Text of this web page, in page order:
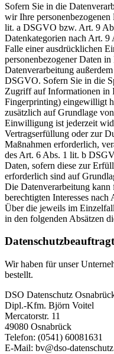
Sofern Sie in die
wir Ihre
lit. a DSGVO bzw. Art. 9
Datenkategorien nach Art.
Falle einer ausdrücklichen
personenbezogener Daten
Datenverarbeitung
DSGVO. Sofern Sie in die
Zugriff auf Informationen in
Fingerprinting) eingewilligt
zusätzlich auf Grundlage
Einwilligung ist jederzeit
Vertragserfüllung oder zur
Maßnahmen erforderlich,
des Art. 6 Abs. 1 lit. b
Daten, sofern diese zur
erforderlich sind auf
Die Datenverarbeitung kann
berechtigten Interesses
Über die jeweils im
in den folgenden Absätzen
Wir haben für unser
bestellt.
DSO Datenschutz
Dipl.-Kfm. Björn Voitel
Mercatorstr. 11
49080 Osnabrück
Telefon: (0541) 60081631
E-Mail: bv@dso-